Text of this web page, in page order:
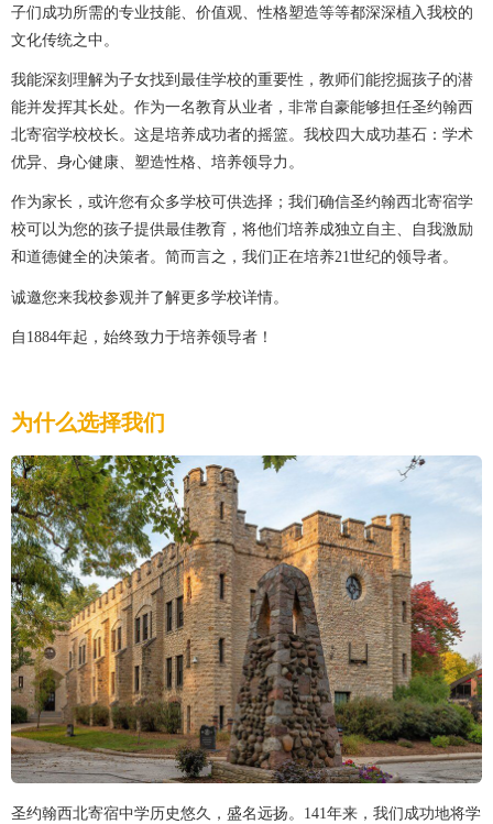
子们成功所需的专业技能、价值观、性格塑造等等都深深植入我校的
文化传统之中。
我能深刻理解为子女找到最佳学校的重要性，教师们能挖掘孩子的潜
能并发挥其长处。作为一名教育从业者，非常自豪能够担任圣约翰西
北寄宿学校校长。这是培养成功者的摇篮。我校四大成功基石：学术
优异、身心健康、塑造性格、培养领导力。
作为家长，或许您有众多学校可供选择；我们确信圣约翰西北寄宿学
校可以为您的孩子提供最佳教育，将他们培养成独立自主、自我激励
和道德健全的决策者。简而言之，我们正在培养21世纪的领导者。
诚邀您来我校参观并了解更多学校详情。
自1884年起，始终致力于培养领导者！
为什么选择我们
圣约翰西北寄宿中学历史悠久，盛名远扬。141年来，我们成功地将学